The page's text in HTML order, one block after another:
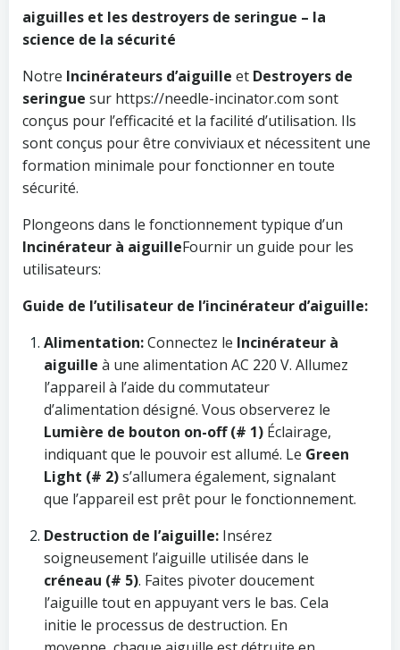
aiguilles et les destroyers de seringue – la
science de la sécurité
Notre Incinérateurs d’aiguille et Destroyers de
seringue sur https://needle-incinator.com sont
conçus pour l’efficacité et la facilité d’utilisation. Ils
sont conçus pour être conviviaux et nécessitent une
formation minimale pour fonctionner en toute
sécurité.
Plongeons dans le fonctionnement typique d’un
Incinérateur à aiguilleFournir un guide pour les
utilisateurs:
Guide de l’utilisateur de l’incinérateur d’aiguille:
Alimentation:Connectez le Incinérateur à
aiguille à une alimentation AC 220 V. Allumez
l’appareil à l’aide du commutateur
d’alimentation désigné. Vous observerez le
Lumière de bouton on-off (# 1) Éclairage,
indiquant que le pouvoir est allumé. Le Green
Light (# 2)s’allumera également, signalant
que l’appareil est prêt pour le fonctionnement.
Destruction de l’aiguille: Insérez
soigneusement l’aiguille utilisée dans le
créneau (# 5). Faites pivoter doucement
l’aiguille tout en appuyant vers le bas. Cela
initie le processus de destruction. En